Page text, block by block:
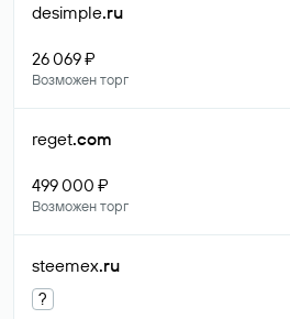
desimple.ru
26 069 ₽
Возможен торг
reget.com
499 000 ₽
Возможен торг
steemex.ru
?